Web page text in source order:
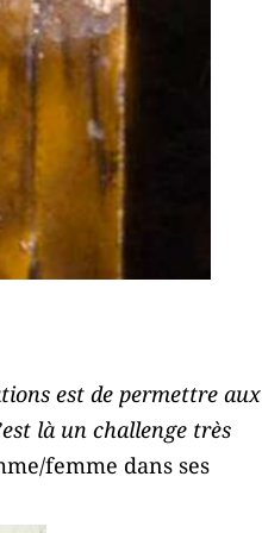
est de permettre aux
là un challenge très
femme dans ses